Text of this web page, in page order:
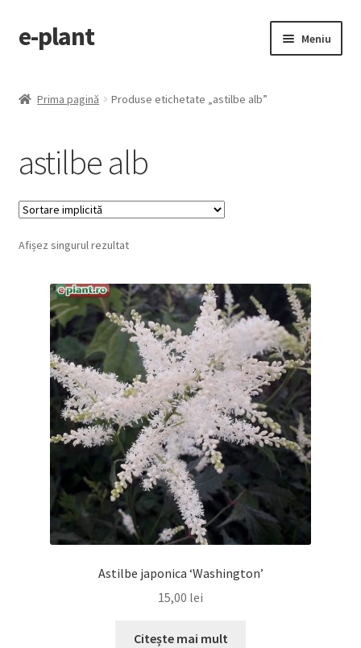
Sari
la
Sari
la
e-plant Meniu
Contact
Checkout
Prima pagină Produse etichetate „astilbe alb”
astilbe alb
Afișez singurul rezultat
Astilbe japonica ‘Washington’
15,00 lei
Citește mai mult